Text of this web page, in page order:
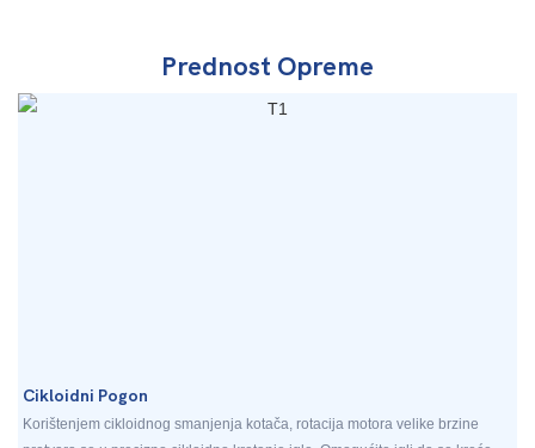
Prednost Opreme
Cikloidni Pogon
Korištenjem cikloidnog smanjenja kotača, rotacija motora velike brzine